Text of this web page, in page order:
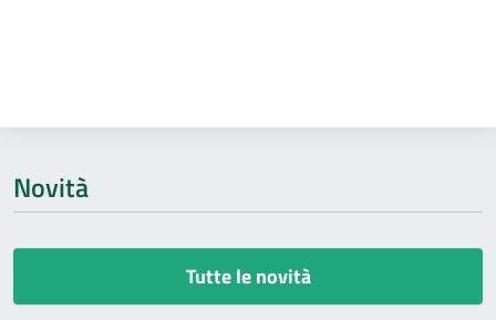
Novità
Tutte le novità